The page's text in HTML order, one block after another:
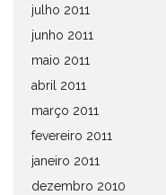
julho 2011
junho 2011
maio 2011
abril 2011
março 2011
fevereiro 2011
janeiro 2011
dezembro 2010